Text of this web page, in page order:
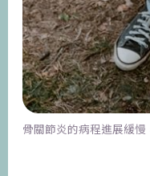
骨關節炎的病程進展緩